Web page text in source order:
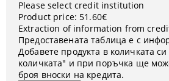
Please select credit institution
Product price: 51.60€
Extraction of information from
Предоставената таблица е с
Добавете продукта в количката
количката" и при поръчка ще
броя вноски на кредита.